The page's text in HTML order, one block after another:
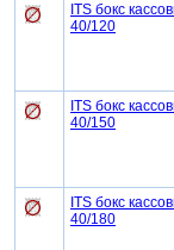
ITS бокс
40/120
ITS бокс
40/150
ITS бокс
40/180